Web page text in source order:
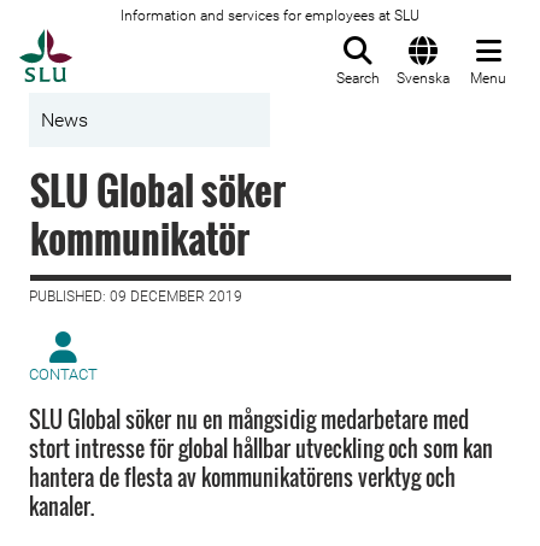
Information and services for employees at SLU
Search Svenska Menu
News
SLU Global söker
kommunikatör
PUBLISHED: 09 DECEMBER 2019
CONTACT
SLU Global söker nu en mångsidig medarbetare med
stort intresse för global hållbar utveckling och som kan
hantera de flesta av kommunikatörens verktyg och
kanaler.